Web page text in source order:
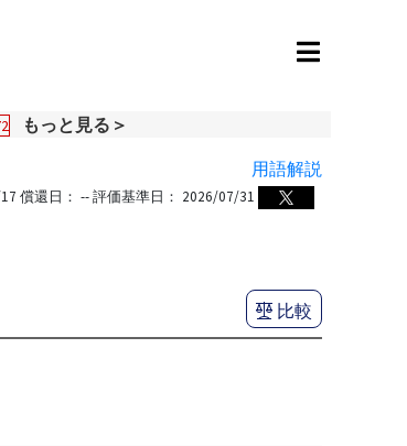
もっと見る＞
用語解説
償還日： -- 評価基準日： 2026/07/31
比較